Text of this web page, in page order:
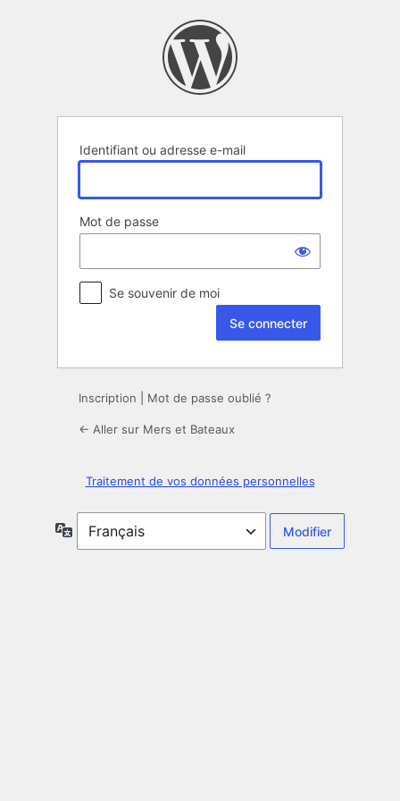
Identifiant ou adresse e-mail
Mot de passe
Se souvenir de moi
Inscription Mot de passe oublié ?
← Aller sur Mers et Bateaux
Traitement de vos données personnelles
Langue